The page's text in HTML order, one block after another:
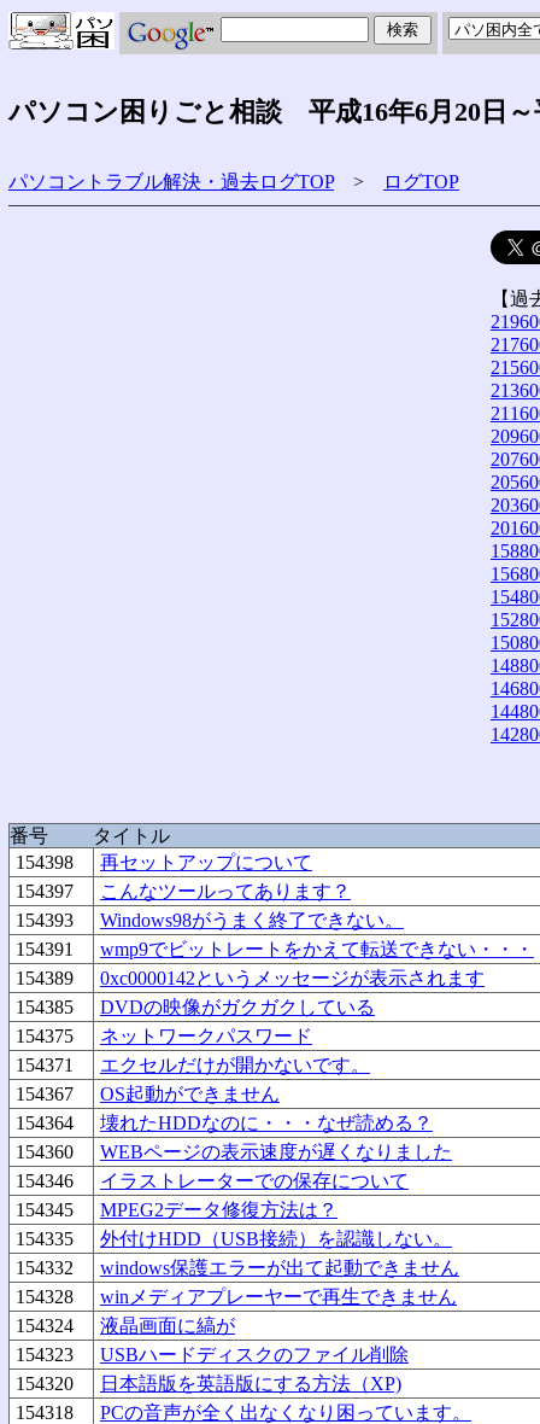
パソコン困りごと相談 平成16年6月20日～
パソコントラブル解決・過去ログTOP> ログTOP
【
番号
タイトル
154398
再セットアップについて
154397
こんなツールってあります？
154393
Windows98がうまく終了できない。
154391
wmp9でビットレートをかえて転送できない・・・
154389
0xc0000142というメッセージが表示されます
154385
DVDの映像がガクガクしている
154375
ネットワークパスワード
154371
エクセルだけが開かないです。
154367
OS起動ができません
154364
壊れたHDDなのに・・・なぜ読める？
154360
WEBページの表示速度が遅くなりました
154346
イラストレーターでの保存について
154345
MPEG2データ修復方法は？
154335
外付けHDD（USB接続）を認識しない。
154332
windows保護エラーが出て起動できません
154328
winメディアプレーヤーで再生できません
154324
液晶画面に縞が
154323
USBハードディスクのファイル削除
154320
日本語版を英語版にする方法（XP)
154318
PCの音声が全く出なくなり困っています。